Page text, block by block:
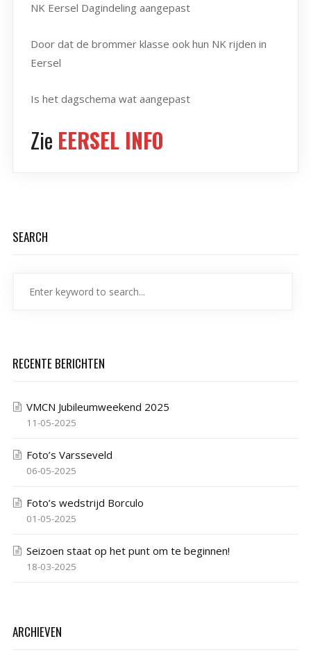
NK Eersel Dagindeling aangepast
Door dat de brommer klasse ook hun NK rijden in
Eersel
Is het dagschema wat aangepast
Zie EERSEL INFO
SEARCH
RECENTE BERICHTEN
VMCN Jubileumweekend 2025
11-05-2025
Foto’s Varsseveld
06-05-2025
Foto’s wedstrijd Borculo
01-05-2025
Seizoen staat op het punt om te beginnen!
18-03-2025
ARCHIEVEN